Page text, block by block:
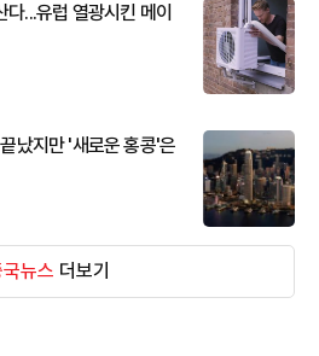
...유럽 열광시킨 메이
났지만 '새로운 홍콩'은
뉴스 더보기